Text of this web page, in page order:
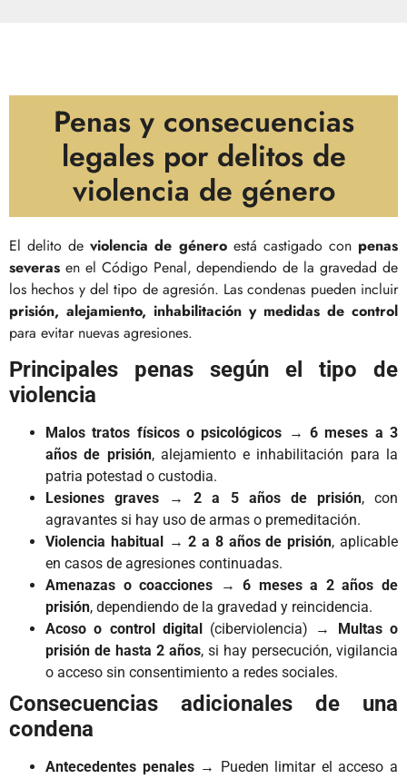
Penas y consecuencias
legales por delitos de
violencia de género
El delito deviolencia de géneroestá castigado con penas
severas en el Código Penal, dependiendo de la gravedad de
los hechos y del tipo de agresión. Las condenas pueden incluir
prisión, alejamiento, inhabilitación y medidas de control
para evitar nuevas agresiones.
Principales penas según el tipo de
violencia
Malos tratos físicos o psicológicos →6 meses a 3
años de prisión, alejamiento e inhabilitación para la
patria potestad o custodia.
Lesiones graves →2 a 5 años de prisión, con
agravantes si hay uso de armas o premeditación.
Violencia habitual
→2 a 8 años de prisión, aplicable
en casos de agresiones continuadas.
Amenazas o coacciones →6 meses a 2 años de
prisión, dependiendo de la gravedad y reincidencia.
Acoso o control digital
(ciberviolencia) →
Multas o
prisión de hasta 2 años, si hay persecución, vigilancia
o acceso sin consentimiento a redes sociales.
Consecuencias adicionales de una
condena
Antecedentes penales→ Pueden limitar el acceso a